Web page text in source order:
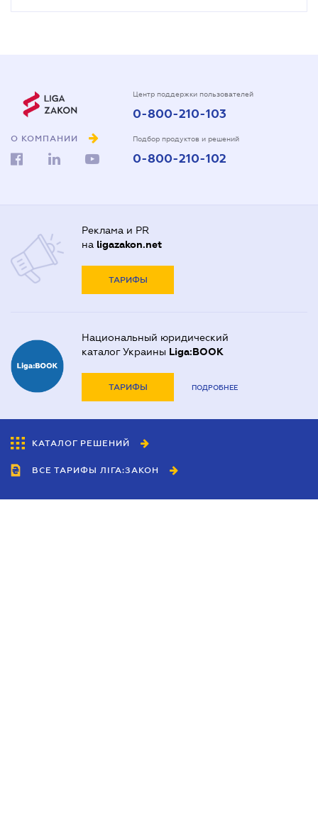
О КОМПАНИИ
Центр поддержки пользователей
0-800-210-103
Подбор продуктов и решений
0-800-210-102
Реклама и PR
на ligazakon.net
ТАРИФЫ
Национальный юридический
каталог Украины Liga:BOOK
ТАРИФЫ ПОДРОБНЕЕ
КАТАЛОГ РЕШЕНИЙ
ВСЕ ТАРИФЫ ЛІГА:ЗАКОН